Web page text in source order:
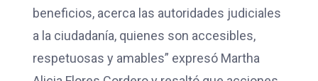
beneficios, acerca las autoridades judiciales
a la ciudadanía, quienes son accesibles,
respetuosas y amables” expresó Martha